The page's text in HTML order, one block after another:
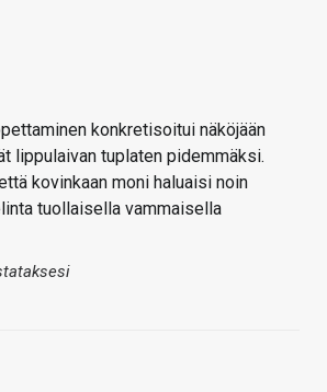
konkretisoitui näköjään
lippulaivan tuplaten pidemmäksi.
kovinkaan moni haluaisi noin
tuollaisella vammaisella